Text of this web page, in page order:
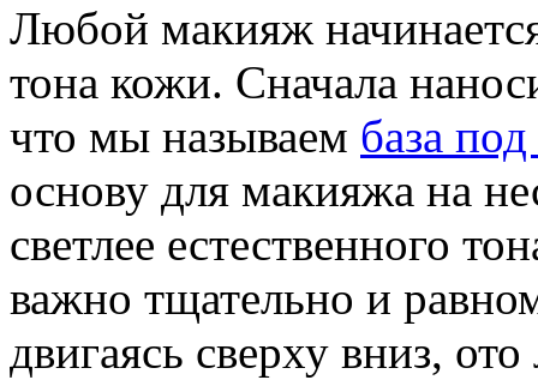
Любой макияж
тона кожи. Сначала
что мы называем база
основу для макияжа на
светлее естественного
важно тщательно и
двигаясь сверху вниз,